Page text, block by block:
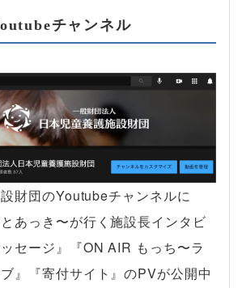
チャンネル
財団のYoutubeチャンネルに
あっき〜が行く施設長インタビ
セージ』『ON AIR もっち〜ラ
』『寄付サイト』のPVが公開中